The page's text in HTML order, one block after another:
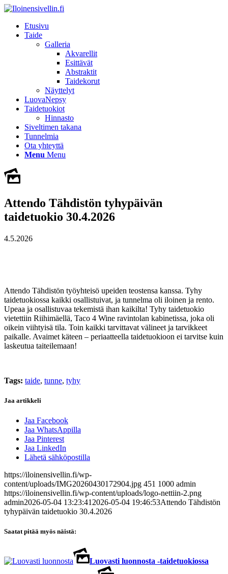
Etusivu
Taide
Galleria
Akvarellit
Esittävät
Abstraktit
Taidekorut
Näyttelyt
LuovaNepsy
Taidetuokiot
Hinnasto
Siveltimen takana
Tunnelmia
Ota yhteyttä
Menu Menu
Attendo Tähdistön tyhypäivän
taidetuokio 30.4.2026
4.5.2026
Attendo Tähdistön työyhteisö upeiden teostensa kanssa. Tyhy
taidetuokiossa kaikki osallistuivat, ja tunnelma oli iloinen ja rento.
Upeaa ja osallistuvaa tekemistä ihan kaikilta! Tyhy taidetuokio
vietettiin Riihimäellä, Taco 4 Wine ravintolan kabinetissa, joka oli
oikein viihtyisä tila. Toin kaikki tarvittavat välineet ja tarvikkeet
paikalle. Avaimet käteen – periaatteella taidetuokioon ei tarvitse kuin
laskeutua taiteilemaan!
Tags: taide, tunne, tyhy
Jaa artikkeli
Jaa Facebook
Jaa WhatsAppilla
Jaa Pinterest
Jaa LinkedIn
Lähetä sähköpostilla
https://iloinensivellin.fi/wp-
content/uploads/IMG20260430172904.jpg 451 1000 admin
https://iloinensivellin.fi/wp-content/uploads/logo-nettiin-2.png
admin2026-05-04 13:23:41 2026-05-04 19:46:53Attendo Tähdistön
tyhypäivän taidetuokio 30.4.2026
Saatat pitää myös näistä:
Luovasti luonnosta -taidetuokiossa